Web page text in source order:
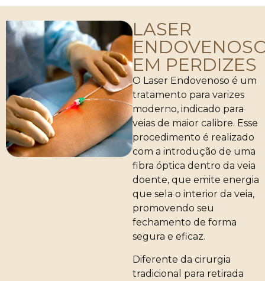
LASER
EM PERDIZES
O Laser Endovenoso é um
tratamento para varizes
moderno, indicado para
veias de maior calibre. Esse
procedimento é realizado
com a introdução de uma
fibra óptica dentro da veia
doente, que emite energia
que sela o interior da veia,
promovendo seu
fechamento de forma
segura e eficaz.
Diferente da cirurgia
tradicional para retirada